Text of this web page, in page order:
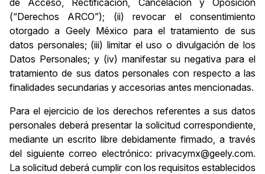
de Acceso, Rectificación, Cancelación y Oposición
(“Derechos ARCO”); (ii) revocar el consentimiento
otorgado a Geely México para el tratamiento de sus
datos personales; (iii) limitar el uso o divulgación de los
Datos Personales; y (iv) manifestar su negativa para el
tratamiento de sus datos personales con respecto a las
finalidades secundarias y accesorias antes mencionadas.
Para el ejercicio de los derechos referentes a sus datos
personales deberá presentar la solicitud correspondiente,
mediante un escrito libre debidamente firmado, a través
del siguiente correo electrónico: privacymx@geely.com.
La solicitud deberá cumplir con los requisitos establecidos